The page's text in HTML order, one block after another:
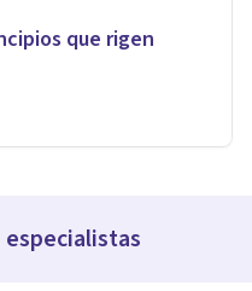
que rigen